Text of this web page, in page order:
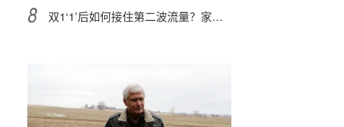
双1‘1’后如何接住第二波流量？家纺商家借力快手电商“品效双擎”破局冷启动